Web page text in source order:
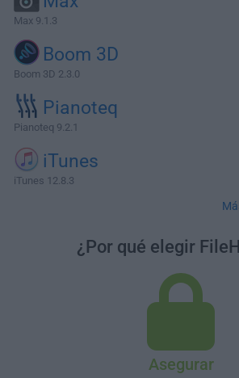
Max 9.1.3
Boom 3D
Boom 3D 2.3.0
Pianoteq
Pianoteq 9.2.1
iTunes
iTunes 12.8.3
¿Por qué elegir
Asegurar